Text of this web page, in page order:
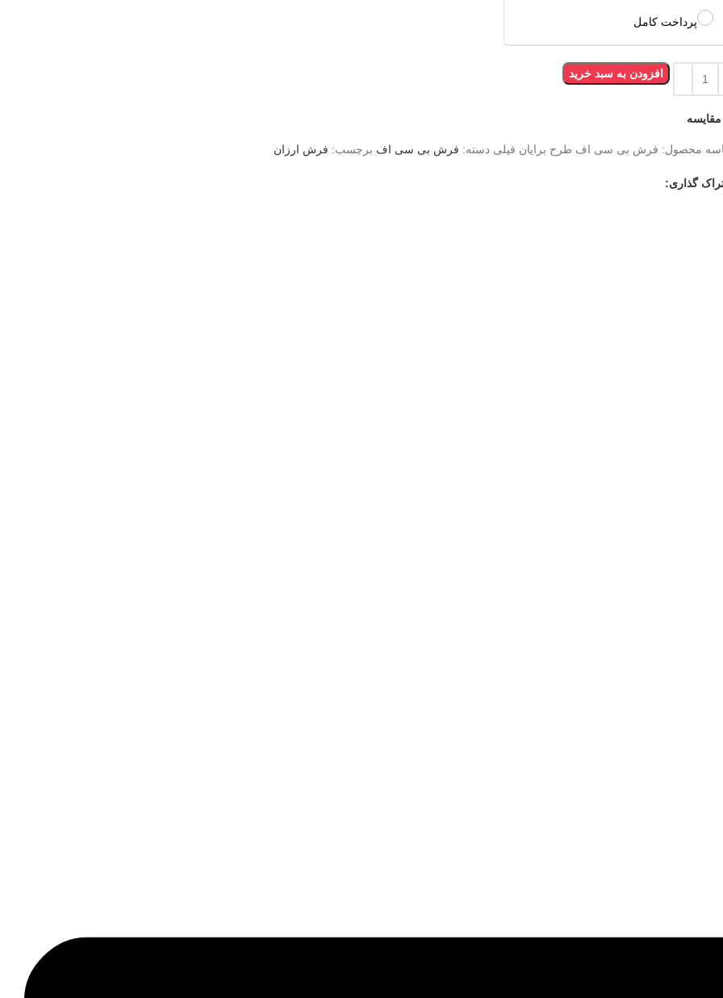
پرداخت کامل
افزودن به سبد خرید
مقایسه
محصول: فرش بی سی اف طرح برایان فیلی دسته: فرش بی سی اف برچسب: فرش ارزان
گذاری: